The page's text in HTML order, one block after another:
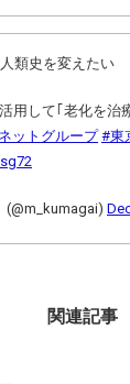
類史を変えたい
用して｢老化を治
ットグループ#東
(@m_kumagai)
関連記事